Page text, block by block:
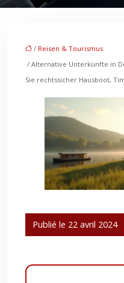
/ Reisen & Tourismus
/ Alternative Unterkünfte in
Sie rechtssicher Hausboot,
Publié le 22 avril 2024